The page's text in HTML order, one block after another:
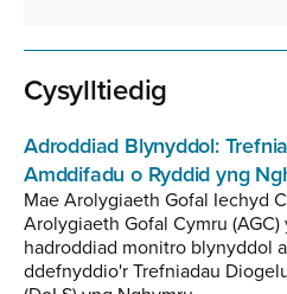
Cysylltiedig
Adroddiad Blynyddol:
Amddifadu o Ryddid yng
Mae Arolygiaeth Gofal Iechyd
Arolygiaeth Gofal Cymru
hadroddiad monitro blynyddol
ddefnyddio'r Trefniadau